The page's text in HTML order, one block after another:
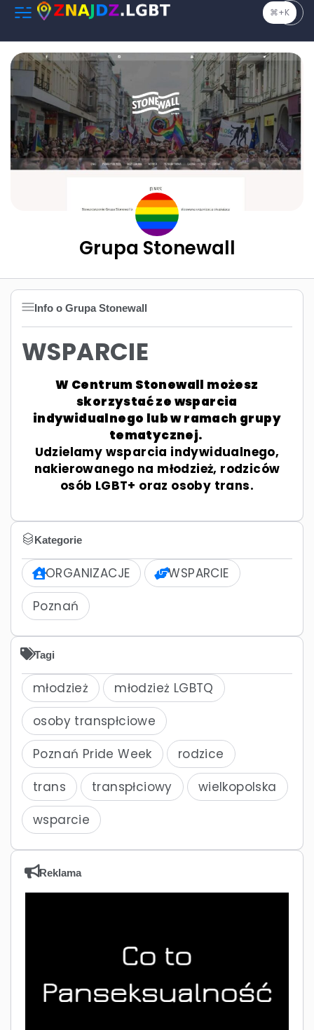
⌘+K
Grupa Stonewall
Info o Grupa Stonewall
WSPARCIE
W Centrum Stonewall możesz
skorzystać ze wsparcia
indywidualnego lub w ramach grupy
tematycznej.
Udzielamy wsparcia indywidualnego,
nakierowanego na młodzież, rodziców
osób LGBT+ oraz osoby trans.
Kategorie
ORGANIZACJE
WSPARCIE
Poznań
Tagi
młodzież
młodzież LGBTQ
osoby transpłciowe
Poznań Pride Week
rodzice
trans
transpłciowy
wielkopolska
wsparcie
Reklama